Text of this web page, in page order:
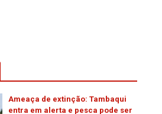
Ameaça de extinção: Tambaqui
entra em alerta e pesca pode ser